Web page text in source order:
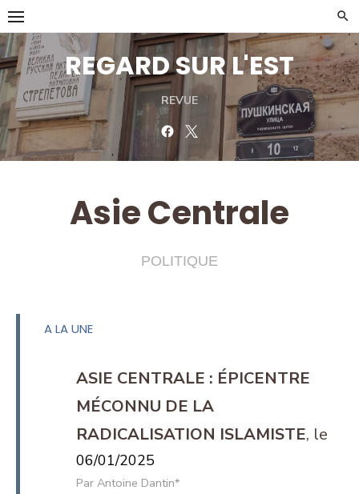
Skip
to
content
REGARD SUR L'EST
REVUE
FacebookTwitter
Asie Centrale
POLITIQUE
A LA UNE
ASIE CENTRALE : ÉPICENTRE
MÉCONNU DE LA
RADICALISATION ISLAMISTE
06/01/2025
Antoine Dantin*